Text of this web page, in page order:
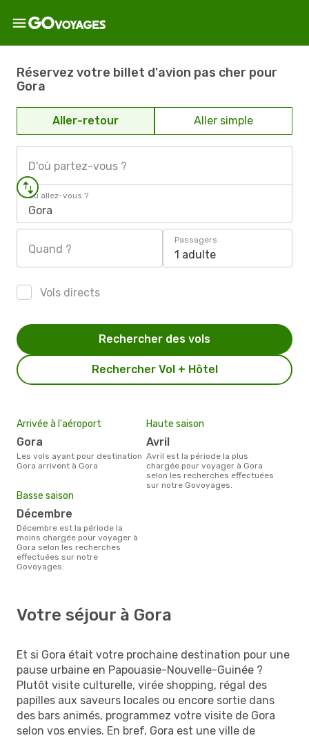
Réservez votre billet d'avion pas cher pour
Gora
Aller-retour Aller simple
D'où partez-vous ?
Où allez-vous ?
Gora
Quand ?
Passagers
1 adulte
Vols directs
Rechercher Vol + Hôtel
Rechercher des vols
Arrivée à l'aéroport
Gora
Les vols ayant pour destination
Gora arrivent à Gora
Haute saison
avril
avril est la période la plus
chargée pour voyager à Gora
selon les recherches effectuées
sur notre Govoyages.
Basse saison
décembre
décembre est la période la
moins chargée pour voyager à
Gora selon les recherches
effectuées sur notre
Govoyages.
Votre séjour à Gora
Et si Gora était votre prochaine destination pour une
pause urbaine en Papouasie-Nouvelle-Guinée ?
Plutôt visite culturelle, virée shopping, régal des
papilles aux saveurs locales ou encore sortie dans
des bars animés, programmez votre visite de Gora
selon vos envies. En bref, Gora est une ville de